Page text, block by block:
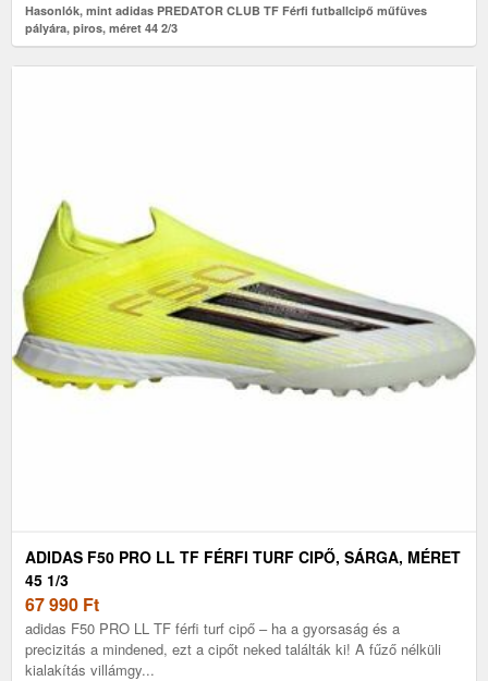
Hasonlók, mint adidas PREDATOR CLUB TF Férfi futballcipő műfüves
pályára, piros, méret 44 2/3
ADIDAS F50 PRO LL TF FÉRFI TURF CIPŐ, SÁRGA, MÉRET
45 1/3
67 990 Ft
adidas F50 PRO LL TF férfi turf cipő – ha a gyorsaság és a
precizitás a mindened, ezt a cipőt neked találták ki! A fűző nélküli
kialakítás villámgy...